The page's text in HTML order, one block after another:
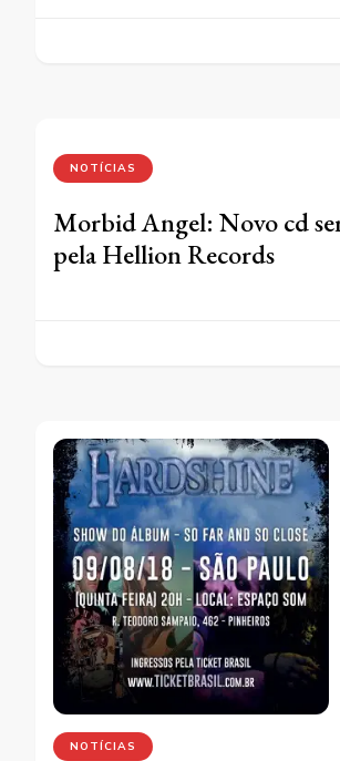
NOTÍCIAS
Morbid Angel: Novo cd
pela Hellion Records
NOTÍCIAS